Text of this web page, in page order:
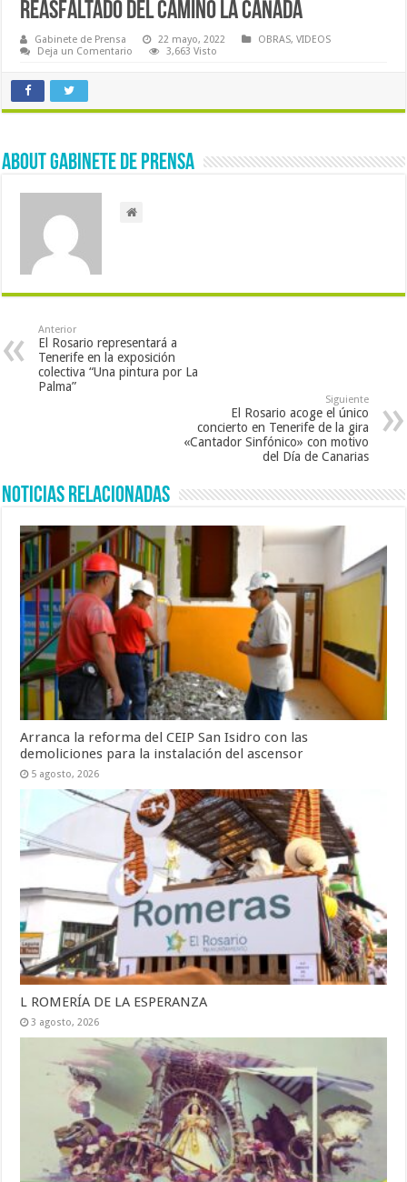
REASFALTADO DEL CAMINO LA CAÑADA
Gabinete de Prensa 22 mayo, 2022 OBRAS,VIDEOS
Deja un Comentario
3,663 Visto
About Gabinete de Prensa
Anterior
El Rosario representará a
Tenerife en la exposición
colectiva “Una pintura por La
Palma”
Siguiente
El Rosario acoge el único
concierto en Tenerife de la gira
«Cantador Sinfónico» con motivo
del Día de Canarias
Noticias Relacionadas
Arranca la reforma del CEIP San Isidro con las
demoliciones para la instalación del ascensor
5 agosto, 2026
L ROMERÍA DE LA ESPERANZA
3 agosto, 2026